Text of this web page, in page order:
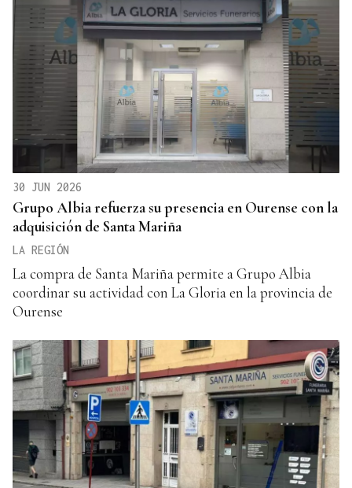
30 JUN 2026
Grupo Albia refuerza su presencia en Ourense con la
adquisición de Santa Mariña
LA REGIÓN
La compra de Santa Mariña permite a Grupo Albia
coordinar su actividad con La Gloria en la provincia de
Ourense